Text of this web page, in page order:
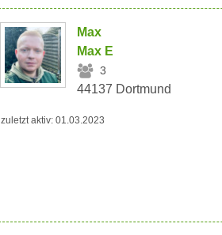
Max
Max E
3
44137 Dortmund
zuletzt aktiv: 01.03.2023